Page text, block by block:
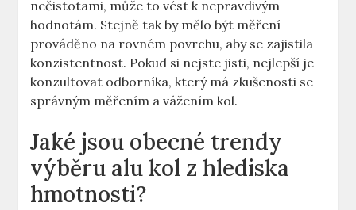
nečistotami, může to vést k nepravdivým
hodnotám. Stejně tak by mělo být měření
prováděno na rovném povrchu, aby se zajistila
konzistentnost. Pokud si nejste jisti, nejlepší je
konzultovat odborníka, který má zkušenosti se
správným měřením a vážením kol.
Jaké jsou obecné trendy
výběru alu kol z hlediska
hmotnosti?